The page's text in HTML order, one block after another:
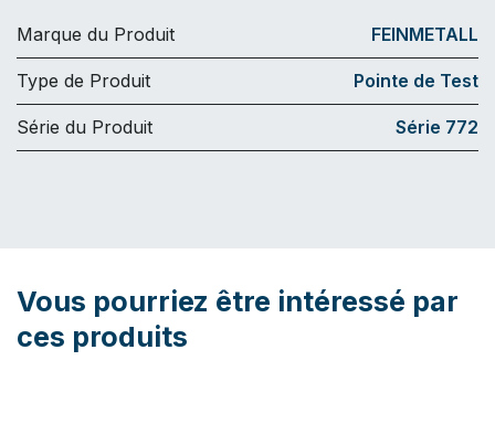
Marque du Produit FEINMETALL
Type de Produit Pointe de Test
Série du Produit Série 772
Vous pourriez être intéressé par
ces produits